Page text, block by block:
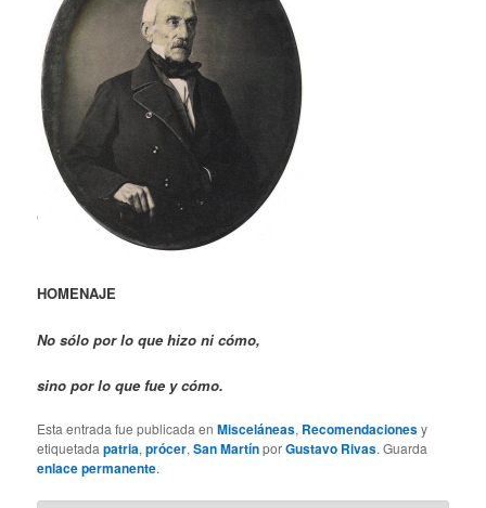
HOMENAJE
No sólo por lo que hizo ni cómo,
sino por lo que fue y cómo.
Esta entrada fue publicada enMisceláneas, Recomendacionesy
etiquetadapatria,prócer,San MartínporGustavo Rivas. Guarda
enlace permanente.